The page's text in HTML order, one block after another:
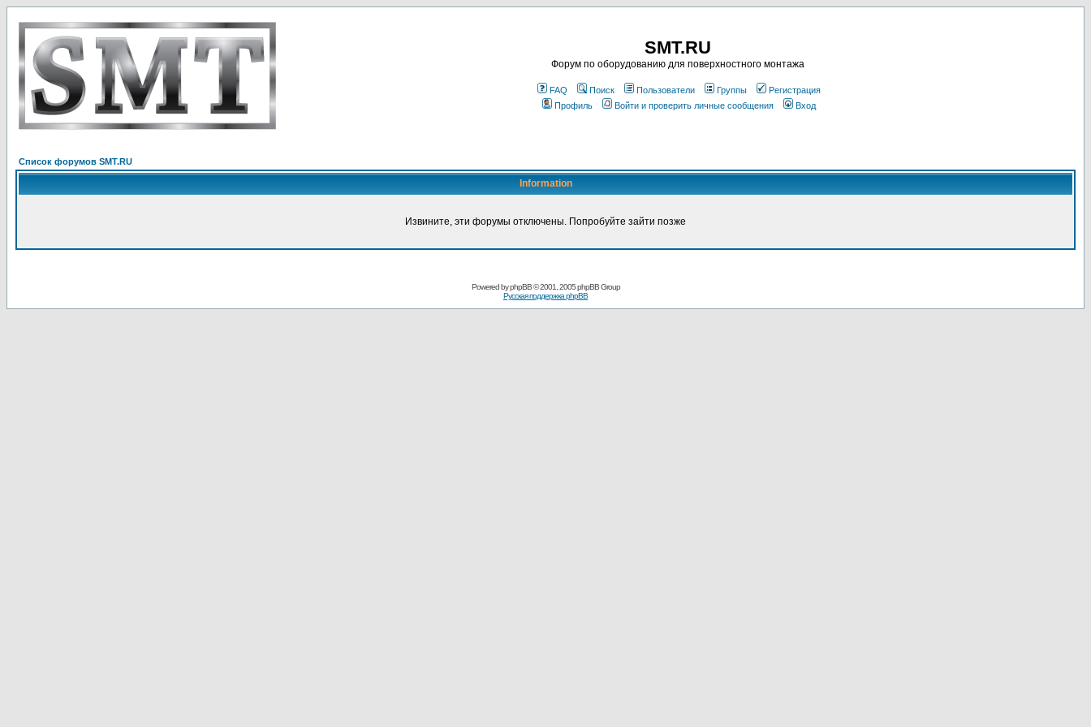
SMT.RU
Форум по оборудованию для поверхностного монтажа
FAQ Поиск Пользователи Группы
Регистрация
Профиль
Войти и проверить личные сообщения Вход
Список форумов SMT.RU
Information
Извините, эти форумы отключены. Попробуйте зайти позже
Powered byphpBB© 2001, 2005 phpBB Group
Русская поддержка phpBB